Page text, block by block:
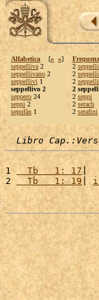
Alfabetica [« »]
seppelliva 2
seppellivano 2
seppellivi 1
seppellivo 2
seppero 24
seppi 2
sepufàn 1
2
2
2
2
2 seppi
2 serach
2 serafini
Libro
1
  Tb   1: 17
|
2
  Tb   1: 19